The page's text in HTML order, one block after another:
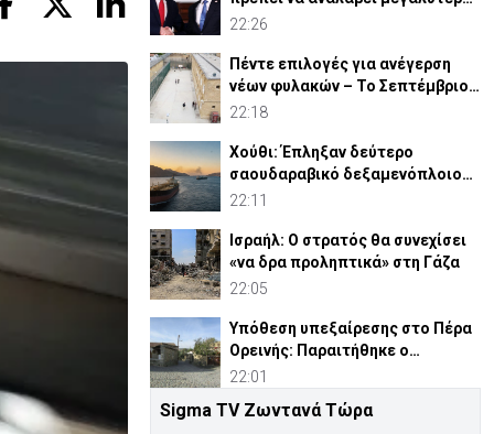
ρόλο στην άμυνά της
22:26
Πέντε επιλογές για ανέγερση
νέων φυλακών – Το Σεπτέμβριο
το «Master Plan»
22:18
Χούθι: Έπληξαν δεύτερο
σαουδαραβικό δεξαμενόπλοιο
στον Κόλπο του Άντεν
22:11
Ισραήλ: Ο στρατός θα συνεχίσει
«να δρα προληπτικά» στη Γάζα
22:05
Υπόθεση υπεξαίρεσης στο Πέρα
Ορεινής: Παραιτήθηκε ο
κοινοτάρχης (ΒΙΝΤΕΟ)
22:01
Πλατάνια: «Λουκέτο» στο
Sigma TV Ζωντανά Τώρα